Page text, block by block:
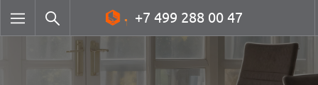
+7 499 288 00 47